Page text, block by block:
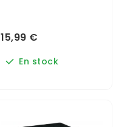
15,99 €
En stock